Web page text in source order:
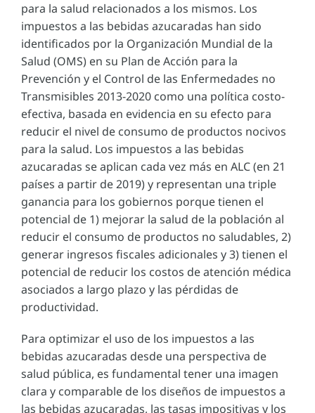
para la salud relacionados a los mismos. Los
impuestos a las bebidas azucaradas han sido
identificados por la Organización Mundial de la
Salud (OMS) en su Plan de Acción para la
Prevención y el Control de las Enfermedades no
Transmisibles 2013-2020 como una política costo-
efectiva, basada en evidencia en su efecto para
reducir el nivel de consumo de productos nocivos
para la salud. Los impuestos a las bebidas
azucaradas se aplican cada vez más en ALC (en 21
países a partir de 2019) y representan una triple
ganancia para los gobiernos porque tienen el
potencial de 1) mejorar la salud de la población al
reducir el consumo de productos no saludables, 2)
generar ingresos fiscales adicionales y 3) tienen el
potencial de reducir los costos de atención médica
asociados a largo plazo y las pérdidas de
productividad.
Para optimizar el uso de los impuestos a las
bebidas azucaradas desde una perspectiva de
salud pública, es fundamental tener una imagen
clara y comparable de los diseños de impuestos a
las bebidas azucaradas, las tasas impositivas y los